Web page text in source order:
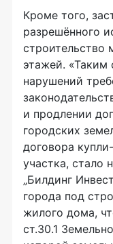
Кроме того,
разрешённого
строительство
этажей. «Таким
нарушений
и продлении
городских
договора
участка, стало
„Билдинг
города под
жилого дома,
ст.30.1